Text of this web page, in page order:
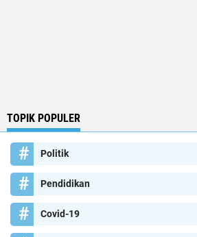
TOPIK POPULER
Politik
Pendidikan
Covid-19